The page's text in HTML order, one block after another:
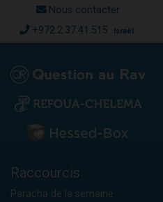
Nous contacter
+972.2.37.41.515 Israël
Raccourcis
Paracha de la semaine